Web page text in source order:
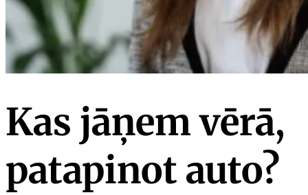
Kas jāņem vērā,
patapinot auto?